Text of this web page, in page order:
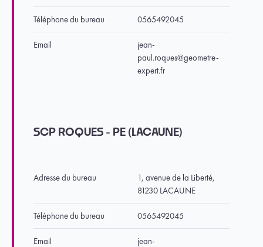
Téléphone du bureau 0565492045
Email
jean-
paul.roques@geometre-
expert.fr
SCP ROQUES - PE (LACAUNE)
Adresse du bureau
1, avenue de la Liberté,
81230 LACAUNE
Téléphone du bureau 0565492045
Email
jean-